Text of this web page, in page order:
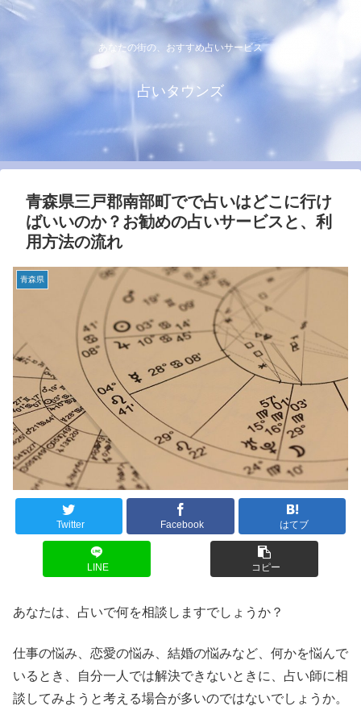
あなたの街の、おすすめ占いサービス
占いタウンズ
青森県三戸郡南部町でで占いはどこに行け
ばいいのか？お勧めの占いサービスと、利
用方法の流れ
青森県
Twitter Facebook はてブ
LINE コピー
あなたは、占いで何を相談しますでしょうか？
仕事の悩み、恋愛の悩み、結婚の悩みなど、何かを悩んで
いるとき、自分一人では解決できないときに、占い師に相
談してみようと考える場合が多いのではないでしょうか。